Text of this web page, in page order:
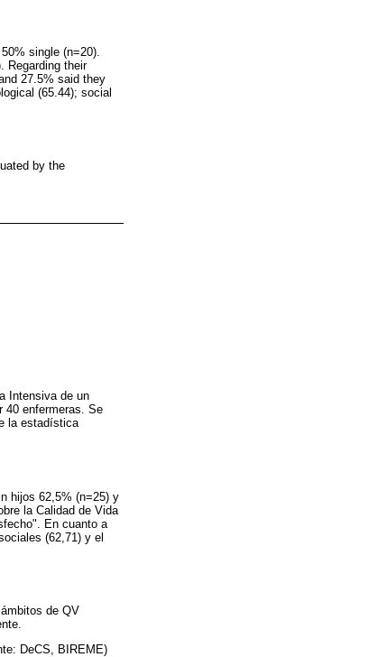
single (n=20).
Regarding their
27.5% said they
(65.44); social
by the
Intensiva de un
40 enfermeras. Se
la estadística
hijos 62,5% (n=25) y
la Calidad de Vida
En cuanto a
(62,71) y el
de QV
DeCS, BIREME)